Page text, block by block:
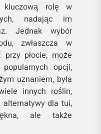
kluczową rolę w
nadając im
Jednak wybór
zwłaszcza w
płocie, może
opcji,
uznaniem, była
innych roślin,
alternatywy dla tui,
ale także